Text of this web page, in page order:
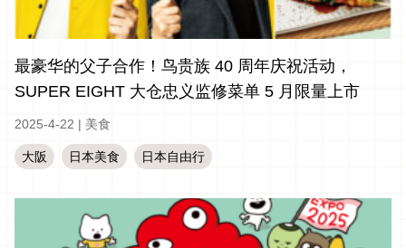
最豪华的父子合作！鸟贵族 40 周年庆祝活动，
SUPER EIGHT 大仓忠义监修菜单 5 月限量上市
2025-4-22 | 美食
大阪 日本美食 日本自由行